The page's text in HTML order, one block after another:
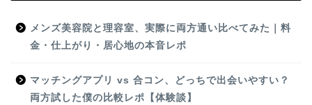
メンズ美容院と理容室、実際に両方通い比べてみた｜料
金・仕上がり・居心地の本音レポ
マッチングアプリ vs 合コン、どっちで出会いやすい？
両方試した僕の比較レポ【体験談】